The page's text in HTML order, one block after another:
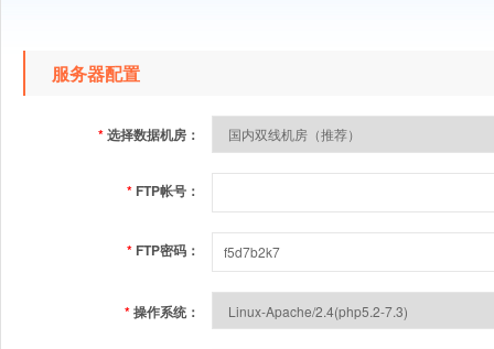
服务器配置
*选择数据机房：
* FTP帐号：
* FTP密码：
*操作系统：